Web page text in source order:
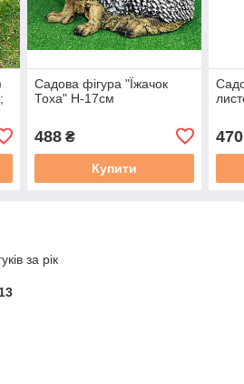
Садова фігура "Їжачок
Тоха" H-17см
488₴
Купити
470
за рік